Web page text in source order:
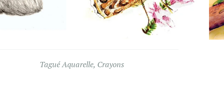
TaguéAquarelle, Crayons